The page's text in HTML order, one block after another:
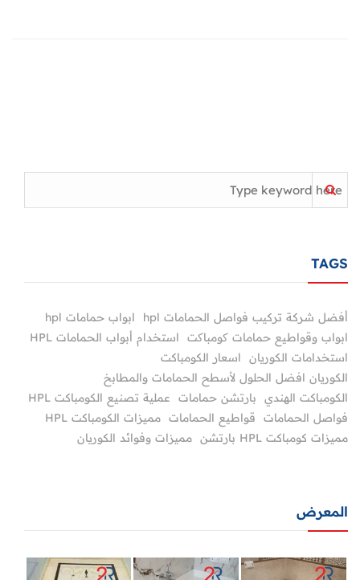
TAGS
أفضل شركة تركيب فواصل الحمامات hpl
ابواب حمامات hpl
ابواب وقواطيع حمامات کومباکت
استخدام أبواب الحمامات HPL
استخدامات الكوريان
اسعار الكومباكت
الكوريان افضل الحلول لأسطح الحمامات والمطابخ
الكومباكت الهندي
بارتشن حمامات
عملية تصنيع الكومباكت HPL
فواصل الحمامات
قواطيع الحمامات مميزات الكومباكت HPL
مميزات كومباكت HPL بارتشن
مميزات وفوائد الكوريان
المعرض